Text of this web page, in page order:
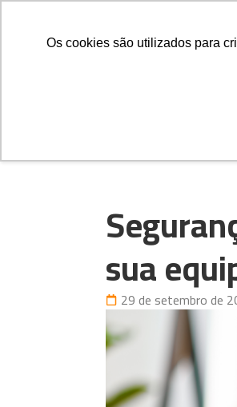
Os cookies são utilizados para
sua
29 de setembro de